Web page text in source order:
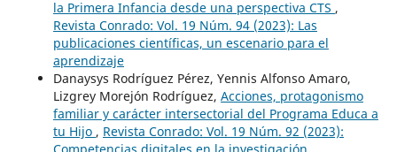
la Primera Infancia desde una perspectiva CTS ,
Revista Conrado: Vol. 19 Núm. 94 (2023): Las
publicaciones científicas, un escenario para el
aprendizaje
Danaysys Rodríguez Pérez, Yennis Alfonso Amaro,
Lizgrey Morejón Rodríguez, Acciones, protagonismo
familiar y carácter intersectorial del Programa Educa a
tu Hijo , Revista Conrado: Vol. 19 Núm. 92 (2023):
Competencias digitales en la investigación,